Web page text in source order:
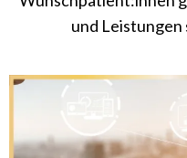
und